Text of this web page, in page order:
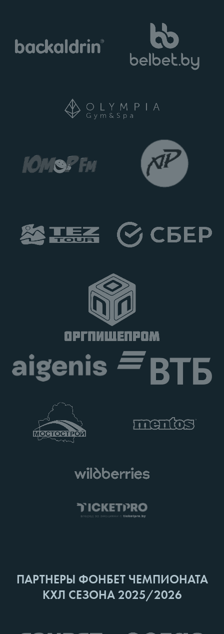
ПАРТНЕРЫ ФОНБЕТ ЧЕМПИОНАТА
КХЛ СЕЗОНА 2025/2026